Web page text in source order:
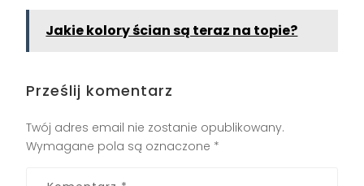
Jakie kolory ścian są teraz na topie?
Prześlij komentarz
Twój adres email nie zostanie opublikowany.
Wymagane pola są oznaczone *